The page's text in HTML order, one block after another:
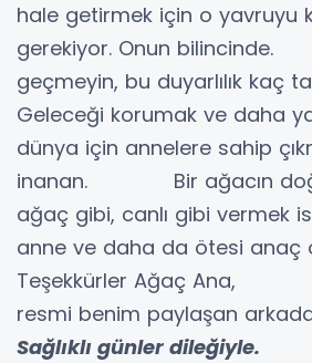
hale getirmek için o yavruyu
gerekiyor. Onun
geçmeyin, bu duyarlılık kaç
Geleceği korumak ve daha
dünya için annelere sahip
inanan. Bir ağacın
ağaç gibi, canlı gibi vermek
anne ve daha da ötesi
Teşekkürler Ağaç Ana,
resmi benim paylaşan
Sağlıklı günler dileğiyle.